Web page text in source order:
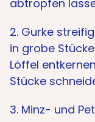
abtropfen
2. Gurke
in grobe
Löffel
Stücke
3. Minz- und